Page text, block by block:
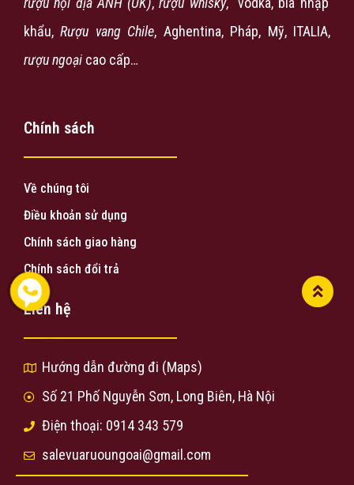
khẩu,Rượu vang Chile, Aghentina, Pháp, Mỹ, ITALIA,
rượu ngoại cao cấp…
Chính sách
Về chúng tôi
Điều khoản sử dụng
Chính sách giao hàng
Chính sách đổi trả
Liên hệ
Hướng dẫn đường đi (Maps)
Số 21 Phố Nguyễn Sơn, Long Biên, Hà Nội
Điện thoại: 0914 343 579
salevuaruoungoai@gmail.com